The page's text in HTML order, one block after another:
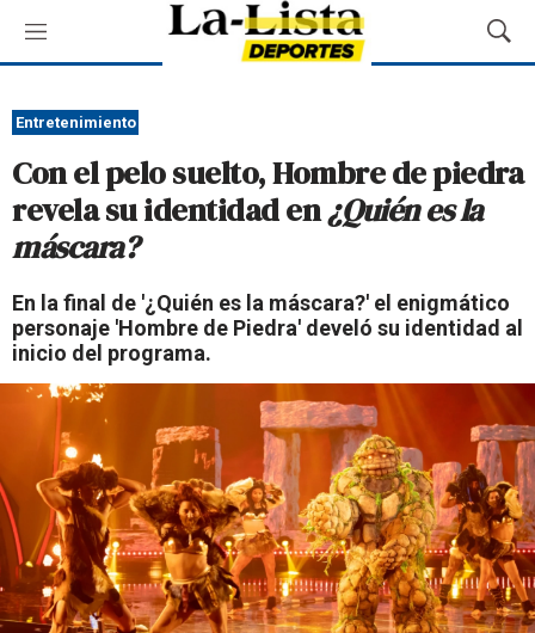
M
e
ú
M
o
a
r
q
u
e
Entretenimiento
Con el pelo suelto, Hombre de piedra
revela su identidad en¿Quién es la
máscara?
En la final de '¿Quién es la máscara?' el enigmático
personaje 'Hombre de Piedra' develó su identidad al
inicio del programa.